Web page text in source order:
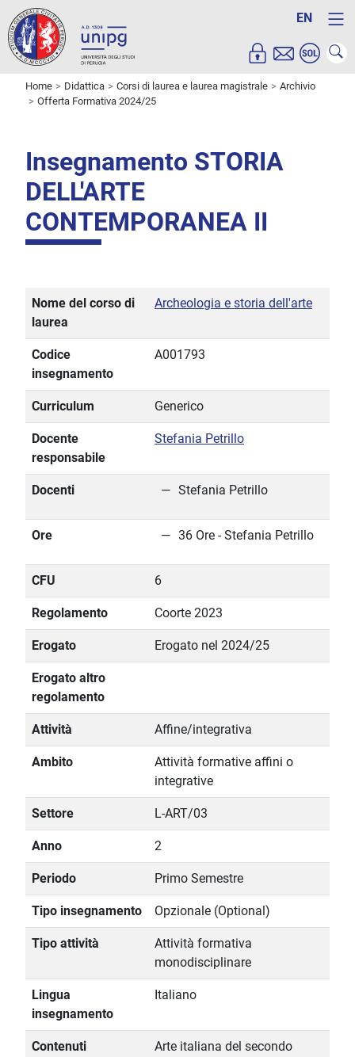
EN
Home Didattica Corsi di laurea e laurea magistrale
Archivio
Offerta Formativa 2024/25
Insegnamento STORIA
DELL'ARTE
CONTEMPORANEA II
Nome del corso di
laurea
Archeologia e storia dell'arte
Codice
insegnamento
A001793
Curriculum Generico
Docente
responsabile
Stefania Petrillo
Docenti Stefania Petrillo
Ore 36 Ore - Stefania Petrillo
CFU 6
Regolamento Coorte 2023
Erogato Erogato nel 2024/25
Erogato altro
regolamento
Attività Affine/integrativa
Ambito
Attività formative affini o
integrative
Settore L-ART/03
Anno 2
Periodo Primo Semestre
Tipo insegnamento Opzionale (Optional)
Tipo attività
Attività formativa
monodisciplinare
Lingua
insegnamento
Italiano
Contenuti
Arte italiana del secondo